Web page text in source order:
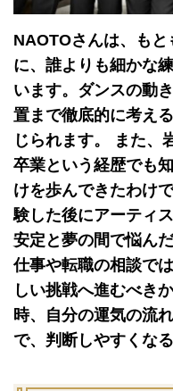
NAOTOさんは、も
に、誰よりも細かな
います。ダンスの動
置まで徹底的に考え
じられます。 また、
卒業という経歴でも
けを歩んできたわけ
験した後にアーティ
安定と夢の間で悩ん
仕事や転職の相談で
しい挑戦へ進むべき
時、自分の運気の流
で、判断しやすくな